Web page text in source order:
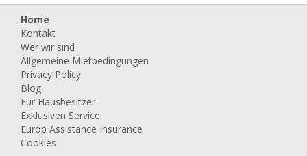
Home
Kontakt
Wer wir sind
Allgemeine Mietbedingungen
Privacy Policy
Blog
Für Hausbesitzer
Exklusiven Service
Europ Assistance Insurance
Cookies